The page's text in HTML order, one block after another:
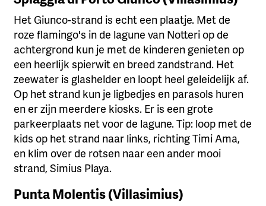
Het Giunco-strand is echt een plaatje. Met de
roze flamingo's in de lagune van Notteri op de
achtergrond kun je met de kinderen genieten op
een heerlijk spierwit en breed zandstrand. Het
zeewater is glashelder en loopt heel geleidelijk af.
Op het strand kun je ligbedjes en parasols huren
en er zijn meerdere kiosks. Er is een grote
parkeerplaats net voor de lagune. Tip: loop met de
kids op het strand naar links, richting Timi Ama,
en klim over de rotsen naar een ander mooi
strand, Simius Playa.
Punta Molentis (Villasimius)